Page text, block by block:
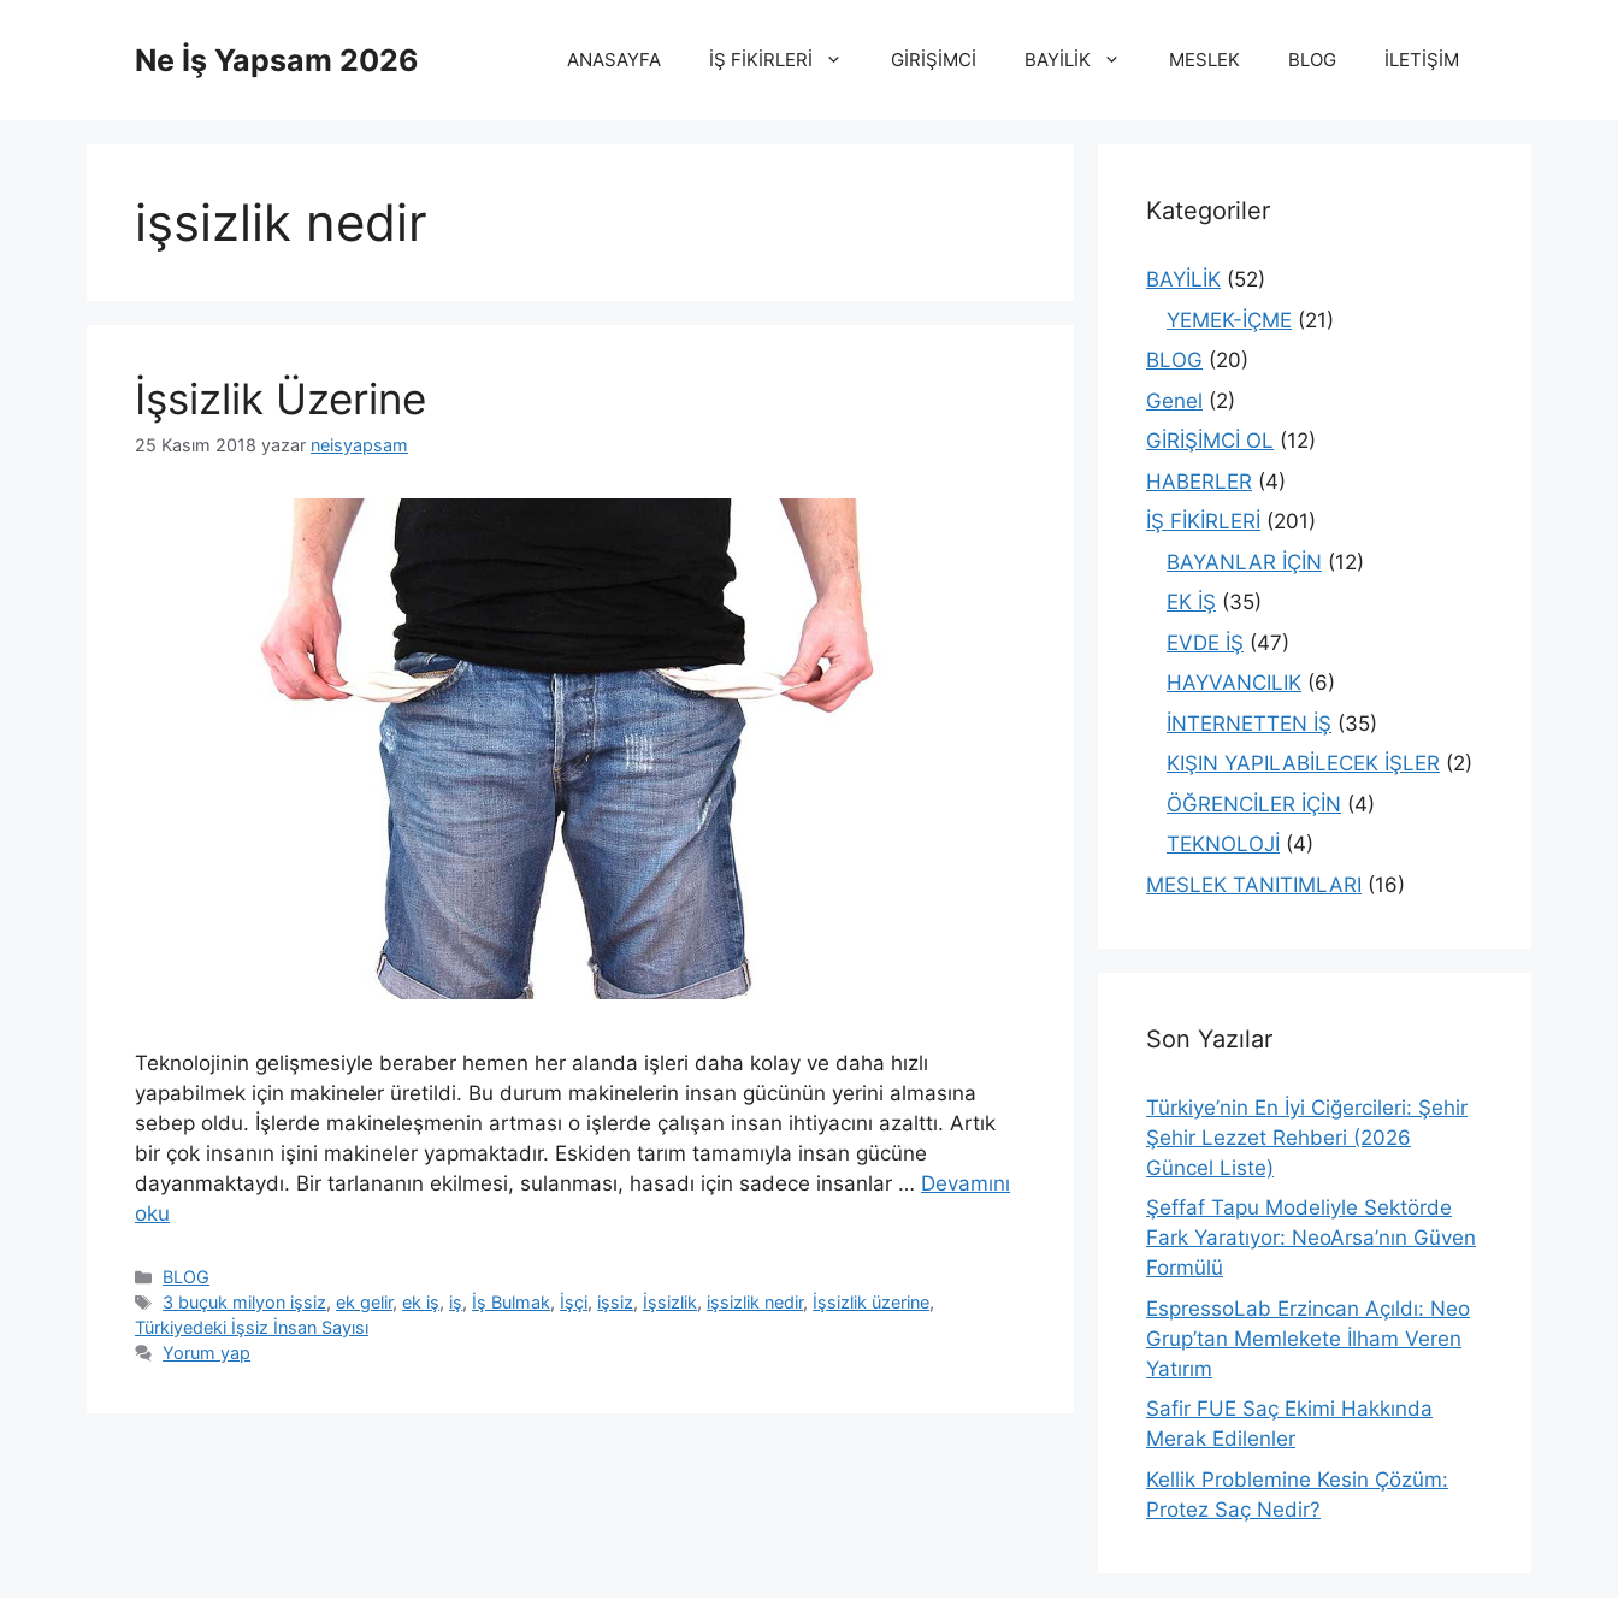
Ne İş Yapsam 2026 ANASAYFA İŞ FİKİRLERİ GİRİŞİMCİ BAYİLİK MESLEK BLOG İLETİŞİM
işsizlik nedir
İşsizlik Üzerine
25 Kasım 2018 yazar neisyapsam
Teknolojinin gelişmesiyle beraber hemen her alanda işleri daha kolay ve daha hızlı
yapabilmek için makineler üretildi. Bu durum makinelerin insan gücünün yerini almasına
sebep oldu. İşlerde makineleşmenin artması o işlerde çalışan insan ihtiyacını azalttı. Artık
bir çok insanın işini makineler yapmaktadır. Eskiden tarım tamamıyla insan gücüne
dayanmaktaydı. Bir tarlananın ekilmesi, sulanması, hasadı için sadece insanlar … Devamını
oku
Kategoriler
BLOG
Etiketler
3 buçuk milyon işsiz,ek gelir,ek iş, iş, İş Bulmak, İşçi, işsiz, İşsizlik, işsizlik nedir, İşsizlik üzerine,
Türkiyedeki İşsiz İnsan Sayısı
Yorum yap
Kategoriler
BAYİLİK (52)
YEMEK-İÇME (21)
BLOG (20)
Genel (2)
GİRİŞİMCİ OL (12)
HABERLER (4)
İŞ FİKİRLERİ (201)
BAYANLAR İÇİN (12)
EK İŞ (35)
EVDE İŞ (47)
HAYVANCILIK (6)
İNTERNETTEN İŞ (35)
KIŞIN YAPILABİLECEK İŞLER (2)
ÖĞRENCİLER İÇİN (4)
TEKNOLOJİ (4)
MESLEK TANITIMLARI (16)
Son Yazılar
Türkiye’nin En İyi Ciğercileri: Şehir
Şehir Lezzet Rehberi (2026
Güncel Liste)
Şeffaf Tapu Modeliyle Sektörde
Fark Yaratıyor: NeoArsa’nın Güven
Formülü
EspressoLab Erzincan Açıldı: Neo
Grup’tan Memlekete İlham Veren
Yatırım
Safir FUE Saç Ekimi Hakkında
Merak Edilenler
Kellik Problemine Kesin Çözüm:
Protez Saç Nedir?